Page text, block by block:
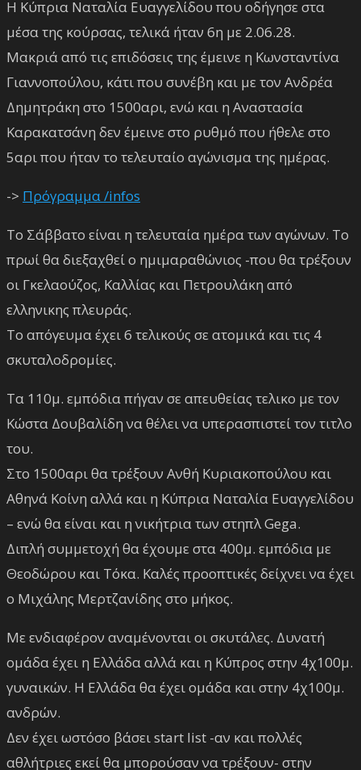
Η Κύπρια Ναταλία Ευαγγελίδου που οδήγησε στα
μέσα της κούρσας, τελικά ήταν 6η με 2.06.28.
Μακριά από τις επιδόσεις της έμεινε η Κωνσταντίνα
Γιαννοπούλου, κάτι που συνέβη και με τον Ανδρέα
Δημητράκη στο 1500αρι, ενώ και η Αναστασία
Καρακατσάνη δεν έμεινε στο ρυθμό που ήθελε στο
5αρι που ήταν το τελευταίο αγώνισμα της ημέρας.
-> Πρόγραμμα /infos
Το Σάββατο είναι η τελευταία ημέρα των αγώνων. Το
πρωί θα διεξαχθεί ο ημιμαραθώνιος -που θα τρέξουν
οι Γκελαούζος, Καλλίας και Πετρουλάκη από
ελληνικης πλευράς.
Το απόγευμα έχει 6 τελικούς σε ατομικά και τις 4
σκυταλοδρομίες.
Τα 110μ. εμπόδια πήγαν σε απευθείας τελικο με τον
Κώστα Δουβαλίδη να θέλει να υπερασπιστεί τον τιτλο
του.
Στο 1500αρι θα τρέξουν Ανθή Κυριακοπούλου και
Αθηνά Κοίνη αλλά και η Κύπρια Ναταλία Ευαγγελίδου
– ενώ θα είναι και η νικήτρια των στηπλ Gega.
Διπλή συμμετοχή θα έχουμε στα 400μ. εμπόδια με
Θεοδώρου και Τόκα. Καλές προοπτικές δείχνει να έχει
ο Μιχάλης Μερτζανίδης στο μήκος.
Με ενδιαφέρον αναμένονται οι σκυτάλες. Δυνατή
ομάδα έχει η Ελλάδα αλλά και η Κύπρος στην 4χ100μ.
γυναικών. Η Ελλάδα θα έχει ομάδα και στην 4χ100μ.
ανδρών.
Δεν έχει ωστόσο βάσει start list -αν και πολλές
αθλήτριες εκεί θα μπορούσαν να τρέξουν- στην